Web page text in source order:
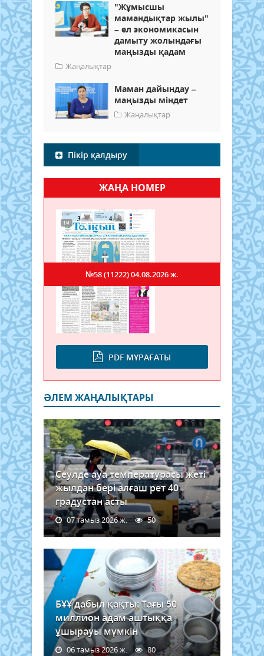
"Жұмысшы
мамандықтар жылы"
– ел экономикасын
дамыту жолындағы
маңызды қадам
Жаңалықтар
Маман дайындау –
маңызды міндет
Жаңалықтар
Пікір қалдыру
ЖАҢА НОМЕР
PDF МҰРАҒАТЫ
№58 (11222)04.08.2026 ж.
ӘЛЕМ ЖАҢАЛЫҚТАРЫ
Сеулде ауа температурасы жеті
жылдан бері алғаш рет 40
градустан асты
07 тамыз 2026 ж. 50
БҰҰ дабыл қақты: Тағы 50
миллион адам аштыққа
ұшырауы мүмкін
06 тамыз 2026 ж. 80